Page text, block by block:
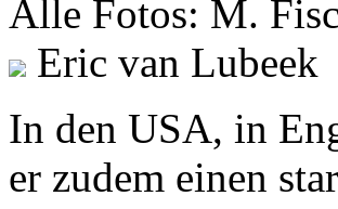
Alle Fotos: M.
Eric van Lubeek
In den USA, in
er zudem einen